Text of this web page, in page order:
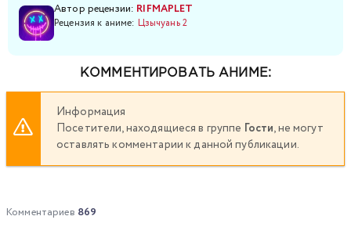
Автор рецензии: RIFMAPLET
Рецензия к аниме: Цзычуань 2
КОММЕНТИРОВАТЬ АНИМЕ:
Информация
Посетители, находящиеся в группе Гости, не могут
оставлять комментарии к данной публикации.
Комментариев 869